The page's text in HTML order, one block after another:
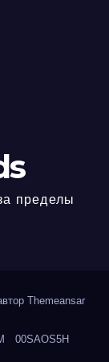
пределы
Themeansar
00SAOS5H